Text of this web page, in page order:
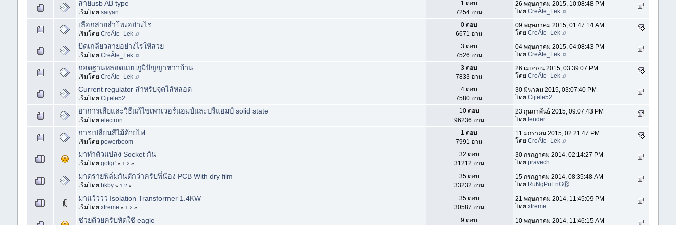
สายusb AB type
เริ่มโดย saiyan
1 ตอบ
7254 อ่าน
26 พฤษภาคม 2015, 10:08:48 PM
โดย CreÃte_Lek ♫
เลือกสายลำโพงอย่างไร
เริ่มโดย CreÃte_Lek ♫
0 ตอบ
6671 อ่าน
09 พฤษภาคม 2015, 01:47:14 AM
โดย CreÃte_Lek ♫
บิดเกลียวสายอย่างไรให้สวย
เริ่มโดย CreÃte_Lek ♫
3 ตอบ
7526 อ่าน
04 พฤษภาคม 2015, 04:08:43 PM
โดย CreÃte_Lek ♫
ถอดฐานหลอดแบบภูมิปัญญาชาวบ้าน
เริ่มโดย CreÃte_Lek ♫
3 ตอบ
7833 อ่าน
26 เมษายน 2015, 03:39:07 PM
โดย CreÃte_Lek ♫
Current regulator สำหรับจุดไส้หลอด
เริ่มโดย Cijtele52
4 ตอบ
7580 อ่าน
30 มีนาคม 2015, 03:07:40 PM
โดย Cijtele52
อาการเสียและวิธีแก้ไขเพาเวอร์แอมป์และปรีแอมป์ solid state
เริ่มโดย electron
10 ตอบ
96236 อ่าน
23 กุมภาพันธ์ 2015, 09:07:43 PM
โดย fender
การเปลี่ยนสีไม้ด้วยไฟ
เริ่มโดย powerboom
1 ตอบ
7991 อ่าน
11 มกราคม 2015, 02:21:47 PM
โดย CreÃte_Lek ♫
มาทำตัวแปลง Socket กัน
เริ่มโดย gotgi³ « 1 2 »
32 ตอบ
31212 อ่าน
30 กรกฎาคม 2014, 02:14:27 PM
โดย pravech
มาดรายฟิล์มกันด๊กว่าครับพี่น้อง PCB With dry film
เริ่มโดย bkby « 1 2 »
35 ตอบ
33232 อ่าน
15 กรกฎาคม 2014, 08:35:48 AM
โดย RuNgPuEnGⓇ
มาแว้ววว Isolation Transformer 1.4KW
เริ่มโดย xtreme « 1 2 »
35 ตอบ
30587 อ่าน
21 พฤษภาคม 2014, 11:45:09 PM
โดย xtreme
ช่วยด้วยครับหัดใช้ eagle 9 ตอบ 10 พฤษภาคม 2014, 11:46:15 AM